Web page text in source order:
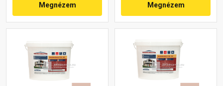
Megnézem Megnézem